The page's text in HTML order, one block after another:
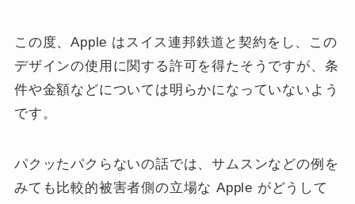
この度、Apple はスイス連邦鉄道と契約をし、この
デザインの使用に関する許可を得たそうですが、条
件や金額などについては明らかになっていないよう
です。
パクッたパクらないの話では、サムスンなどの例を
みても比較的被害者側の立場な Apple がどうして